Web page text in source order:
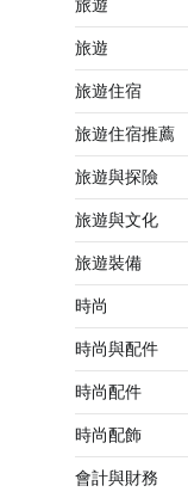
旅遊
旅遊
旅遊住宿
旅遊住宿推薦
旅遊與探險
旅遊與文化
旅遊裝備
時尚
時尚與配件
時尚配件
時尚配飾
會計與財務